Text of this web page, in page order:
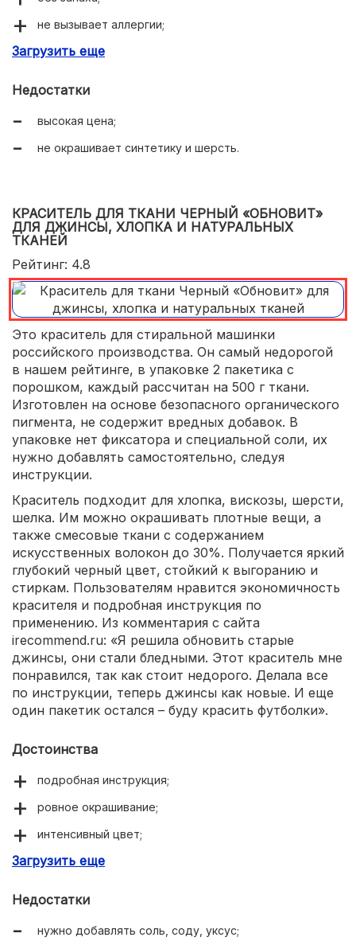
не вызывает аллергии;
большой выбор оттенков;
Загрузить еще
Недостатки
высокая цена;
не окрашивает синтетику и шерсть.
КРАСИТЕЛЬ ДЛЯ ТКАНИ ЧЕРНЫЙ «ОБНОВИТ»
ДЛЯ ДЖИНСЫ, ХЛОПКА И НАТУРАЛЬНЫХ
ТКАНЕЙ
Рейтинг: 4.8
Это краситель для стиральной машинки
российского производства. Он самый недорогой
в нашем рейтинге, в упаковке 2 пакетика с
порошком, каждый рассчитан на 500 г ткани.
Изготовлен на основе безопасного органического
пигмента, не содержит вредных добавок. В
упаковке нет фиксатора и специальной соли, их
нужно добавлять самостоятельно, следуя
инструкции.
Краситель подходит для хлопка, вискозы, шерсти,
шелка. Им можно окрашивать плотные вещи, а
также смесовые ткани с содержанием
искусственных волокон до 30%. Получается яркий
глубокий черный цвет, стойкий к выгоранию и
стиркам. Пользователям нравится экономичность
красителя и подробная инструкция по
применению. Из комментария с сайта
irecommend.ru: «Я решила обновить старые
джинсы, они стали бледными. Этот краситель мне
понравился, так как стоит недорого. Делала все
по инструкции, теперь джинсы как новые. И еще
один пакетик остался – буду красить футболки».
Достоинства
подробная инструкция;
ровное окрашивание;
интенсивный цвет;
подходит для джинсы;
Загрузить еще
Недостатки
нужно добавлять соль, соду, уксус;